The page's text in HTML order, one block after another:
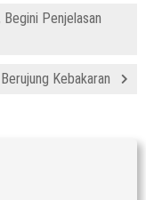
Penjelasan
Kebakaran